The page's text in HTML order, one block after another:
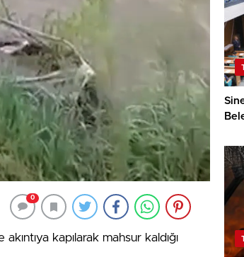
0
kapılarak mahsur kaldığı